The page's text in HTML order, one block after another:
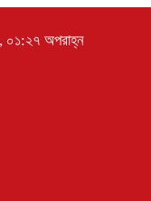
০১:২৭ অপরাহ্ন